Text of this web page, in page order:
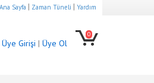
Ana Sayfa | Zaman Tüneli | Yardım
Üye Girişi | Üye Ol
0